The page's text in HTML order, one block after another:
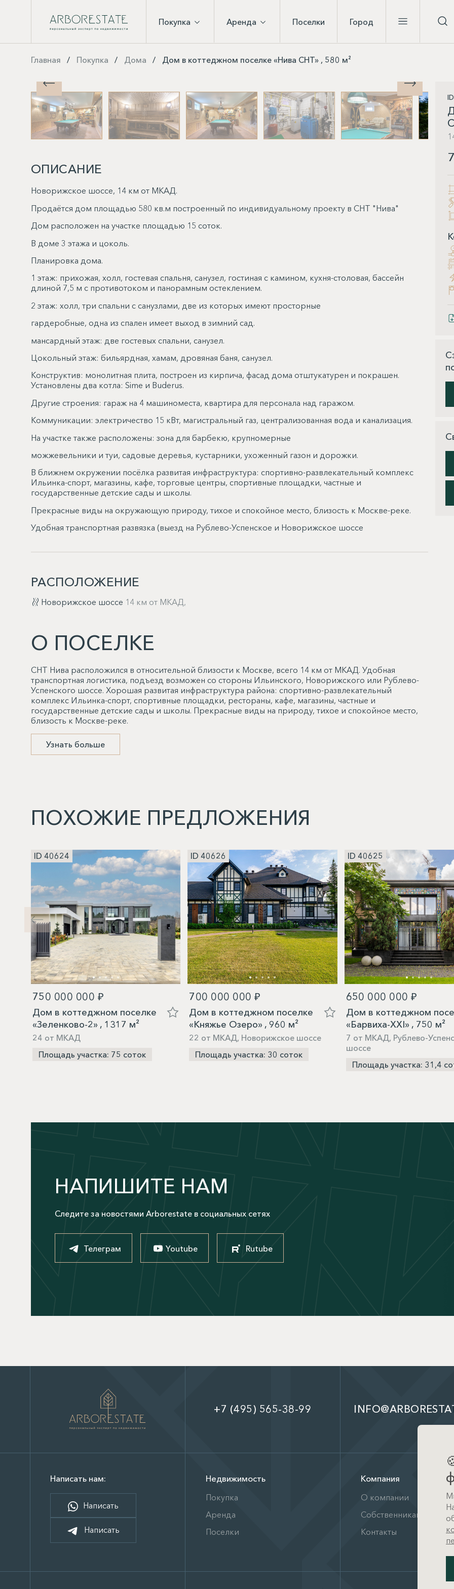
Покупка Аренда Поселки Город
Главная Покупка Дома Дом в коттеджном поселке «Нива СНТ» , 580 м²
ОПИСАНИЕ
Новорижское шоссе, 14 км от МКАД.
Продаётся дом площадью 580 кв.м построенный по индивидуальному проекту в СНТ "Нива"
Дом расположен на участке площадью 15 соток.
В доме 3 этажа и цоколь.
Планировка дома.
1 этаж: прихожая, холл, гостевая спальня, санузел, гостиная с камином, кухня-столовая, бассейн
длиной 7,5 м с противотоком и панорамным остеклением.
2 этаж: холл, три спальни с санузлами, две из которых имеют просторные
гардеробные, одна из спален имеет выход в зимний сад.
мансардный этаж: две гостевых спальни, санузел.
Цокольный этаж: бильярдная, хамам, дровяная баня, санузел.
Конструктив: монолитная плита, построен из кирпича, фасад дома отштукатурен и покрашен.
Установлены два котла: Sime и Buderus.
Другие строения: гараж на 4 машиноместа, квартира для персонала над гаражом.
Коммуникации: электричество 15 кВт, магистральный газ, централизованная вода и канализация.
На участке также расположены: зона для барбекю, крупномерные
можжевельники и туи, садовые деревья, кустарники, ухоженный газон и дорожки.
В ближнем окружении посёлка развитая инфраструктура: спортивно-развлекательный комплекс
Ильинка-спорт, магазины, кафе, торговые центры, спортивные площадки, частные и
государственные детские сады и школы.
Прекрасные виды на окружающую природу, тихое и спокойное место, близость к Москве-реке.
Удобная транспортная развязка (выезд на Рублево-Успенское и Новорижское шоссе
РАСПОЛОЖЕНИЕ
Новорижское шоссе 14 км от МКАД,
О ПОСЕЛКЕ
СНТ Нива расположился в относительной близости к Москве, всего 14 км от МКАД. Удобная
транспортная логистика, подъезд возможен со стороны Ильинского, Новорижского или Рублево-
Успенского шоссе. Хорошая развитая инфраструктура района: спортивно-развлекательный
комплекс Ильинка-спорт, спортивные площадки, рестораны, кафе, магазины, частные и
государственные детские сады и школы. Прекрасные виды на природу, тихое и спокойное место,
близость к Москве-реке.
Узнать больше
ПОХОЖИЕ ПРЕДЛОЖЕНИЯ
ID 40624
750 000 000 ₽
Дом в коттеджном поселке
«Зеленково-2» , 1317 м²
24 от МКАД
Площадь участка: 75 соток
ID 40626
700 000 000 ₽
Дом в коттеджном поселке
«Княжье Озеро» , 960 м²
22 от МКАД, Новорижское шоссе
Площадь участка: 30 соток
ID 40625
650 000 000 ₽
Дом в коттеджном
«Барвиха-XXI» , 750 м²
7 от МКАД, Рублево-
шоссе
Площадь участка: 31,4
НАПИШИТЕ НАМ
Следите за новостями Arborestate в социальных сетях
Телеграм Youtube Rutube
+7 (495) 565-38-99
Написать нам:
Написать
Написать
Недвижимость
Покупка
Аренда
Поселки
Компания
О компании
Собственникам
Контакты